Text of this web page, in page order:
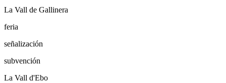
La Vall de Gallinera
feria
señalización
subvención
La Vall d'Ebo